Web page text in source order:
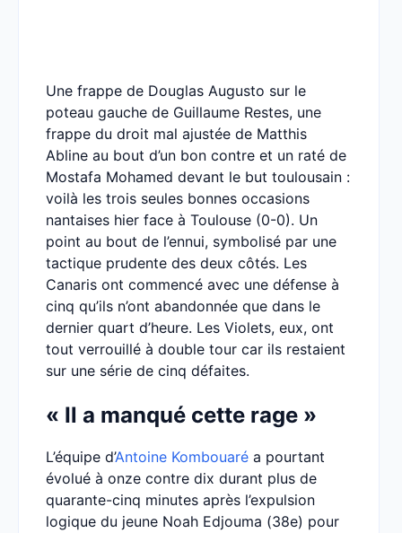
Une frappe de Douglas Augusto sur le
poteau gauche de Guillaume Restes, une
frappe du droit mal ajustée de Matthis
Abline au bout d’un bon contre et un raté de
Mostafa Mohamed devant le but toulousain :
voilà les trois seules bonnes occasions
nantaises hier face à Toulouse (0-0). Un
point au bout de l’ennui, symbolisé par une
tactique prudente des deux côtés. Les
Canaris ont commencé avec une défense à
cinq qu’ils n’ont abandonnée que dans le
dernier quart d’heure. Les Violets, eux, ont
tout verrouillé à double tour car ils restaient
sur une série de cinq défaites.
« Il a manqué cette rage »
L’équipe d’Antoine Kombouaré a pourtant
évolué à onze contre dix durant plus de
quarante-cinq minutes après l’expulsion
logique du jeune Noah Edjouma (38e) pour